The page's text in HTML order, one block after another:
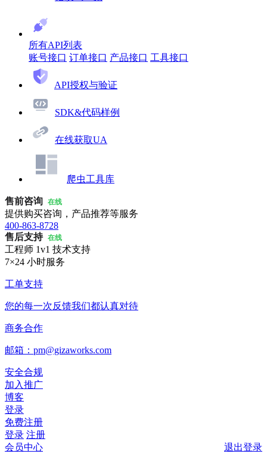
所有API列表
账号接口 订单接口 产品接口 工具接口
API授权与验证
SDK&代码样例
在线获取UA
爬虫工具库
售前咨询 在线
提供购买咨询，产品推荐等服务
400-863-8728
售后支持 在线
工程师 1v1 技术支持
7×24 小时服务
工单支持
您的每一次反馈我们都认真对待
商务合作
邮箱：pm@gizaworks.com
安全合规
加入推广
博客
登录
免费注册
登录 注册
会员中心
退出登录